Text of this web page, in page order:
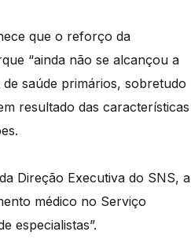
que o reforço da
“ainda não se alcançou a
saúde primários, sobretudo
resultado das características
Direção Executiva do SNS, a
médico no Serviço
especialistas”.